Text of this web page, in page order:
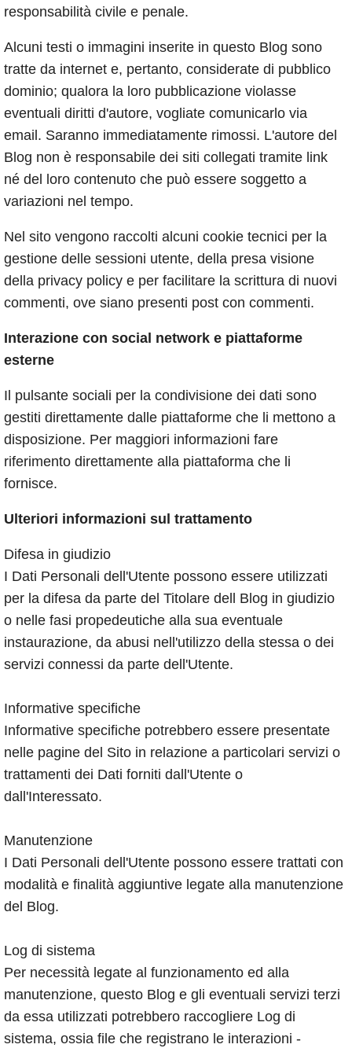
responsabilità civile e penale.
Alcuni testi o immagini inserite in questo Blog sono
tratte da internet e, pertanto, considerate di pubblico
dominio; qualora la loro pubblicazione violasse
eventuali diritti d'autore, vogliate comunicarlo via
email. Saranno immediatamente rimossi. L'autore del
Blog non è responsabile dei siti collegati tramite link
né del loro contenuto che può essere soggetto a
variazioni nel tempo.
Nel sito vengono raccolti alcuni cookie tecnici per la
gestione delle sessioni utente, della presa visione
della privacy policy e per facilitare la scrittura di nuovi
commenti, ove siano presenti post con commenti.
Interazione con social network e piattaforme
esterne
Il pulsante sociali per la condivisione dei dati sono
gestiti direttamente dalle piattaforme che li mettono a
disposizione. Per maggiori informazioni fare
riferimento direttamente alla piattaforma che li
fornisce.
Ulteriori informazioni sul trattamento
Difesa in giudizio
I Dati Personali dell'Utente possono essere utilizzati
per la difesa da parte del Titolare dell Blog in giudizio
o nelle fasi propedeutiche alla sua eventuale
instaurazione, da abusi nell'utilizzo della stessa o dei
servizi connessi da parte dell'Utente.
Informative specifiche
Informative specifiche potrebbero essere presentate
nelle pagine del Sito in relazione a particolari servizi o
trattamenti dei Dati forniti dall'Utente o
dall'Interessato.
Manutenzione
I Dati Personali dell'Utente possono essere trattati con
modalità e finalità aggiuntive legate alla manutenzione
del Blog.
Log di sistema
Per necessità legate al funzionamento ed alla
manutenzione, questo Blog e gli eventuali servizi terzi
da essa utilizzati potrebbero raccogliere Log di
sistema, ossia file che registrano le interazioni -